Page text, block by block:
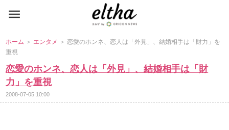
ホーム ＞ エンタメ ＞ 恋愛のホンネ、恋人は「外見」、結婚相手は「財力」を
重視
恋愛のホンネ、恋人は「外見」、結婚相手は「財
力」を重視
2008-07-05 10:00